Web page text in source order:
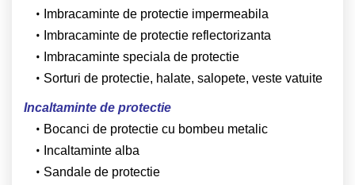
Imbracaminte de protectie impermeabila
Imbracaminte de protectie reflectorizanta
Imbracaminte speciala de protectie
Sorturi de protectie, halate, salopete, veste vatuite
Incaltaminte de protectie
Bocanci de protectie cu bombeu metalic
Incaltaminte alba
Sandale de protectie